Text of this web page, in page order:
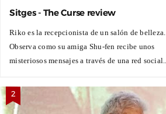
Sitges - The Curse review
Riko es la recepcionista de un salón de belleza.
Observa como su amiga Shu-fen recibe unos
misteriosos mensajes a través de una red social...